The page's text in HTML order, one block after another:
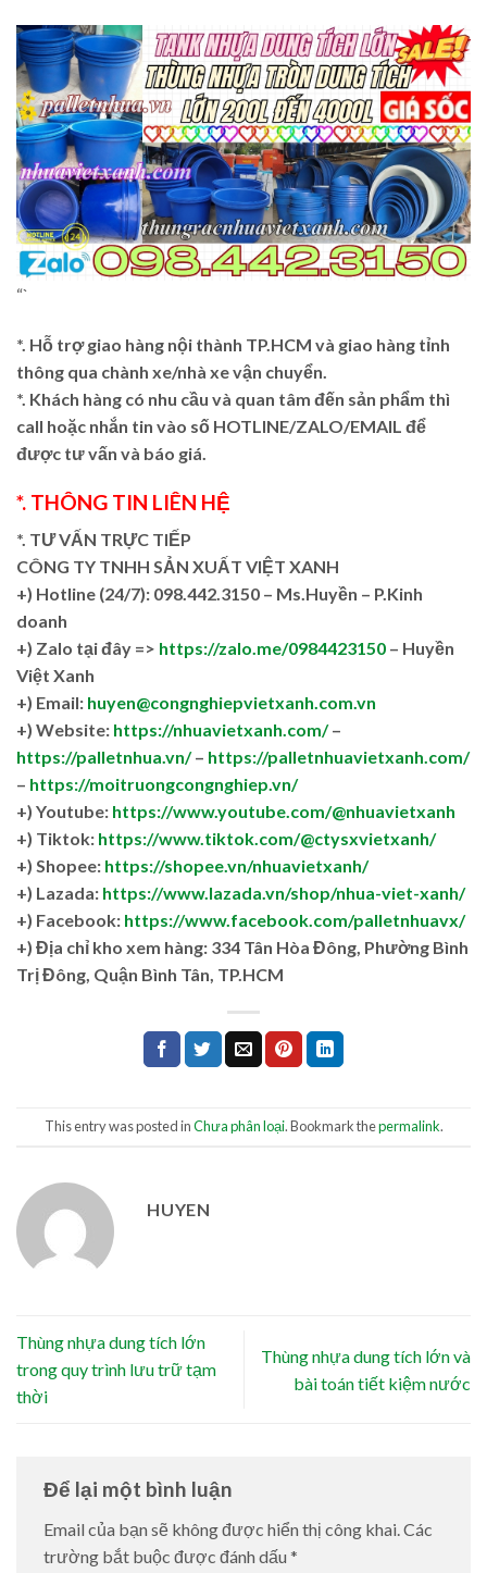
“`
*. Hỗ trợ giao hàng nội thành TP.HCM và giao hàng tỉnh
thông qua chành xe/nhà xe vận chuyển.
*. Khách hàng có nhu cầu và quan tâm đến sản phẩm thì
call hoặc nhắn tin vào số HOTLINE/ZALO/EMAIL để
được tư vấn và báo giá.
*. THÔNG TIN LIÊN HỆ
*. TƯ VẤN TRỰC TIẾP
CÔNG TY TNHH SẢN XUẤT VIỆT XANH
+) Hotline (24/7): 098.442.3150 – Ms.Huyền – P.Kinh
doanh
+) Zalo tại đây => https://zalo.me/0984423150 – Huyền
Việt Xanh
+) Email: huyen@congnghiepvietxanh.com.vn
+) Website: https://nhuavietxanh.com/–
https://palletnhua.vn/– https://palletnhuavietxanh.com/
– https://moitruongcongnghiep.vn/
+) Youtube: https://www.youtube.com/@nhuavietxanh
+) Tiktok: https://www.tiktok.com/@ctysxvietxanh/
+) Shopee: https://shopee.vn/nhuavietxanh/
+) Lazada: https://www.lazada.vn/shop/nhua-viet-xanh/
+) Facebook: https://www.facebook.com/palletnhuavx/
+) Địa chỉ kho xem hàng: 334 Tân Hòa Đông, Phường Bình
Trị Đông, Quận Bình Tân, TP.HCM
This entry was posted inChưa phân loại. Bookmark thepermalink.
HUYEN
Thùng nhựa dung tích lớn
trong quy trình lưu trữ tạm
thời
Thùng nhựa dung tích lớn và
bài toán tiết kiệm nước
Để lại một bình luận
Email của bạn sẽ không được hiển thị công khai.Các
trường bắt buộc được đánh dấu *